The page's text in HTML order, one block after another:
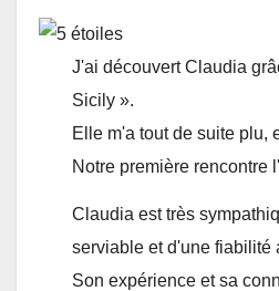
J'ai découvert Claudia
Sicily ».
Elle m'a tout de suite plu,
Notre première rencontre
Claudia est très
serviable et d'une fiabilité
Son expérience et sa